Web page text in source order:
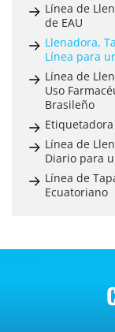
Línea de
de EAU
Llenadora,
Línea para
Línea de
Uso
Brasileño
Línea de
Diario para
Línea de
Ecuatoriano